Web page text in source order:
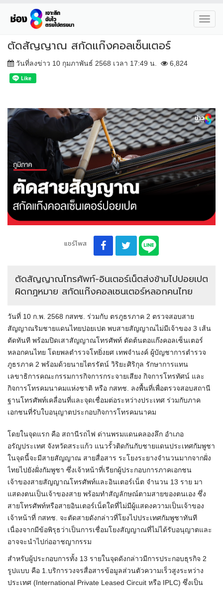
ตัดสัญญาณ สกัดแก๊งคอลเซ็นเตอร์
วันที่ลงข่าว 10 กุมภาพันธ์ 2568 เวลา 17:49 น. 6,824
แชร์โพส
ตัดสัญญาณโทรศัพท์-อินเตอร์เน็ตส่งข้ามไปปอยเปต
ผิดกฎหมาย สกัดแก๊งคอลเซนเตอร์หลอกคนไทย
วันที่ 10 ก.พ. 2568 กสทช. ร่วมกับ ตรภูธรภาค 2 ตรวจสอบสาย
สัญญาณริมชายแดนไทยปอยเปต พบสายสัญญาณไม่มีเจ้าของ 3 เส้น
ตัดทันที พร้อมปิดเสาสัญญาณโทรศัพท์ ตัดต้นตอแก๊งคอลเซ็นเตอร์
หลอกคนไทย โดยพลตำรวจโทยิ่งยศ เทพจำนงค์ ผู้บัญชาการตำรวจ
ภูธรภาค 2 พร้อมด้วยนายไตรรัตน์ วิริยะศิริกุล รักษาการแทน
เลขาธิการคณะกรรมการกิจการกระจายเสียง กิจการโทรทัศน์ และ
กิจการโทรคมนาคมแห่งชาติ หรือ กสทช. ลงพื้นที่เพื่อตรวจสอบสถานี
ฐานโทรศัพท์เคลื่อนที่และจุดเชื่อมต่อระหว่างประเทศ ร่วมกับภาค
เอกชนที่รับใบอนุญาตประกอบกิจการโทรคมนาคม
โดยในจุดแรก คือ สถานีรถไฟ ด่านพรมแดนคลองลึก อำเภอ
อรัญประเทศ จังหวัดสระแก้ว แนวรั้วติดกันกับชายแดนประเทศกัมพูชา
ในจุดนี้จะมีสายสัญญาณ สายสื่อสาร ระโยงระยางจำนวนมากจากฝั่ง
ไทยไปยังฝั่งกัมพูชา ซึ่งเจ้าหน้าที่เรียกผู้ประกอบการภาคเอกชน
เจ้าของสายสัญญาณโทรศัพท์และอินเตอร์เน็ต จำนวน 13 ราย มา
แสดงตนเป็นเจ้าของสาย พร้อมทำสัญลักษณ์ตามสายของตนเอง ซึ่ง
สายโทรศัพท์หรือสายอินเตอร์เน็ตใดที่ไม่มีผู้แสดงความเป็นเจ้าของ
เจ้าหน้าที่ กสทช. จะตัดสายดังกล่าวที่โยงไปประเทศกัมพูชาทันที
เนื่องจากมีข้อพิรุธว่าเป็นการเชื่อมโยงสัญญาณที่ไม่ได้รับอนุญาตและ
อาจจะนำไปก่ออาชญากรรม
สำหรับผู้ประกอบการทั้ง 13 รายในจุดดังกล่าวมีการประกอบธุรกิจ 2
รูปแบบ คือ 1.บริการวงจรสื่อสารข้อมูลส่วนตัวความเร็วสูงระหว่าง
ประเทศ (International Private Leased Circuit หรือ IPLC) ซึ่งเป็น